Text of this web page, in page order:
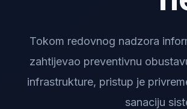
Tokom redovnog nadzora
zahtijevao preventivnu
infrastrukture, pristup je
sanaciju